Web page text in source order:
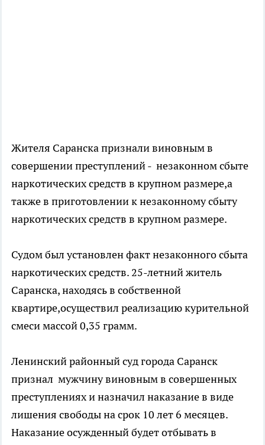
Жителя Саранска признали виновным в
совершении преступлений - незаконном сбыте
наркотических средств в крупном размере,а
также в приготовлении к незаконному сбыту
наркотических средств в крупном размере.
Судом был установлен факт незаконного сбыта
наркотических средств. 25-летний житель
Саранска, находясь в собственной
квартире,осуществил реализацию курительной
смеси массой 0,35 грамм.
Ленинский районный суд города Саранск
признал мужчину виновным в совершенных
преступлениях и назначил наказание в виде
лишения свободы на срок 10 лет 6 месяцев.
Наказание осужденный будет отбывать в